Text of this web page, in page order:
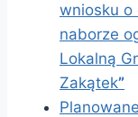
wniosku o
naborze
Lokalną
Zakątek”